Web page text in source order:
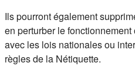
Ils pourront également
en perturber le
avec les lois nationales ou
règles de la Nétiquette.